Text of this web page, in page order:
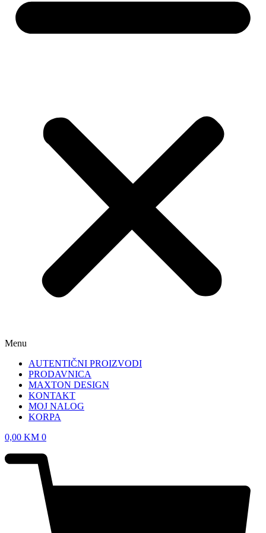
Menu
AUTENTIČNI PROIZVODI
PRODAVNICA
MAXTON DESIGN
KONTAKT
MOJ NALOG
KORPA
0,00 KM 0